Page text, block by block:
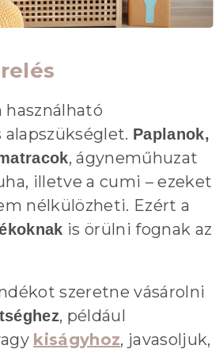
használható
alapszükséglet. Paplanok,
, ágyneműhuzat
illetve a cumi – ezeket
nélkülözheti. Ezért a
is örülni fognak az
szeretne vásárolni
, például
kiságyhoz, javasoljuk,